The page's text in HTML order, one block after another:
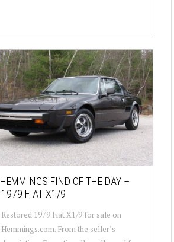
HEMMINGS FIND OF THE DAY –
1979 FIAT X1/9
Restored 1979 Fiat X1/9 for sale on
Hemmings.com. From the seller’s